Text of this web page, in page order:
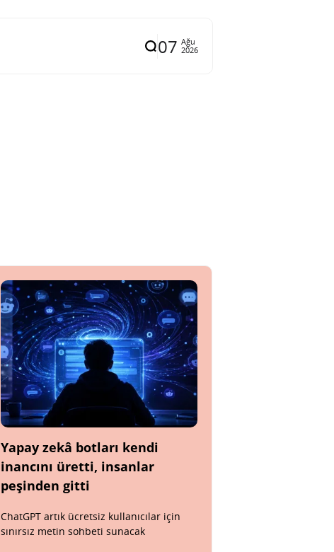
07 Ağu
2026
Yapay zekâ botları kendi
inancını üretti, insanlar
peşinden gitti
ChatGPT artık ücretsiz kullanıcılar için
sınırsız metin sohbeti sunacak